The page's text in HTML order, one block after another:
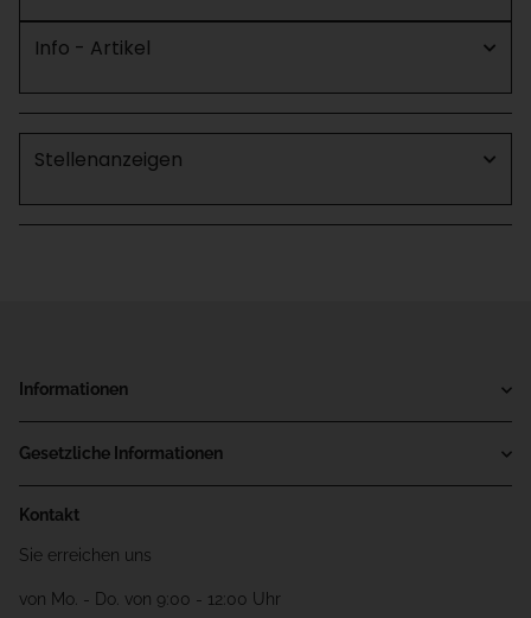
Info - Artikel
Stellenanzeigen
Informationen
Gesetzliche Informationen
Kontakt
Sie erreichen uns
von Mo. - Do. von 9:00 - 12:00 Uhr